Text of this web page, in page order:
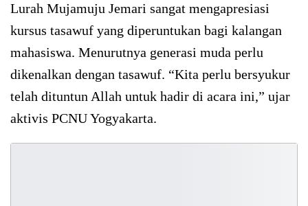
Lurah Mujamuju Jemari sangat mengapresiasi
kursus tasawuf yang diperuntukan bagi kalangan
mahasiswa. Menurutnya generasi muda perlu
dikenalkan dengan tasawuf. “Kita perlu bersyukur
telah dituntun Allah untuk hadir di acara ini,” ujar
aktivis PCNU Yogyakarta.